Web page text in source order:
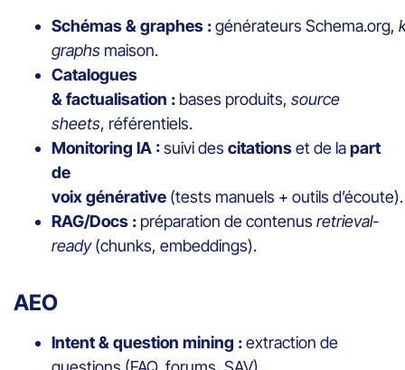
Schémas & graphes :générateurs Schema.org,
graphs maison.
Catalogues
& factualisation : bases produits, source
sheets, référentiels.
Monitoring IA :suivi des citationset de lapart
de
voix générative (tests manuels + outils
RAG/Docs : préparation de contenus retrieval-
ready(chunks, embeddings).
AEO
Intent & question mining :extraction de